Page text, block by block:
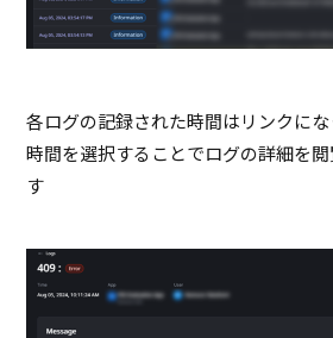
各ログの記録された時間はリンクに
時間を選択することでログの詳細を
す